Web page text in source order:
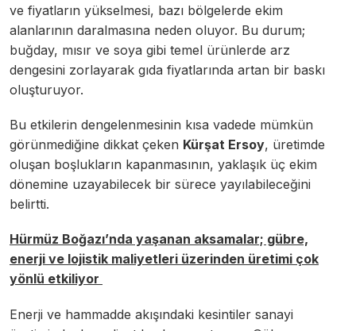
ve fiyatların yükselmesi, bazı bölgelerde ekim
alanlarının daralmasına neden oluyor. Bu durum;
buğday, mısır ve soya gibi temel ürünlerde arz
dengesini zorlayarak gıda fiyatlarında artan bir baskı
oluşturuyor.
Bu etkilerin dengelenmesinin kısa vadede mümkün
görünmediğine dikkat çeken Kürşat Ersoy, üretimde
oluşan boşlukların kapanmasının, yaklaşık üç ekim
dönemine uzayabilecek bir sürece yayılabileceğini
belirtti.
Hürmüz Boğazı’nda yaşanan aksamalar; gübre,
enerji ve lojistik maliyetleri üzerinden üretimi çok
yönlü etkiliyor
Enerji ve hammadde akışındaki kesintiler sanayi